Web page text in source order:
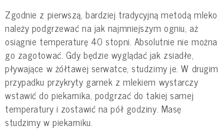
Zgodnie z pierwszą, bardziej tradycyjną metodą mleko
należy podgrzewać na jak najmniejszym ogniu, aż
osiągnie temperaturę 40 stopni. Absolutnie nie można
go zagotować. Gdy będzie wyglądać jak zsiadłe,
pływające w żółtawej serwatce, studzimy je. W drugim
przypadku przykryty garnek z mlekiem wystarczy
wstawić do piekarnika, podgrzać do takiej samej
temperatury i zostawić na pół godziny. Masę
studzimy w piekarniku.